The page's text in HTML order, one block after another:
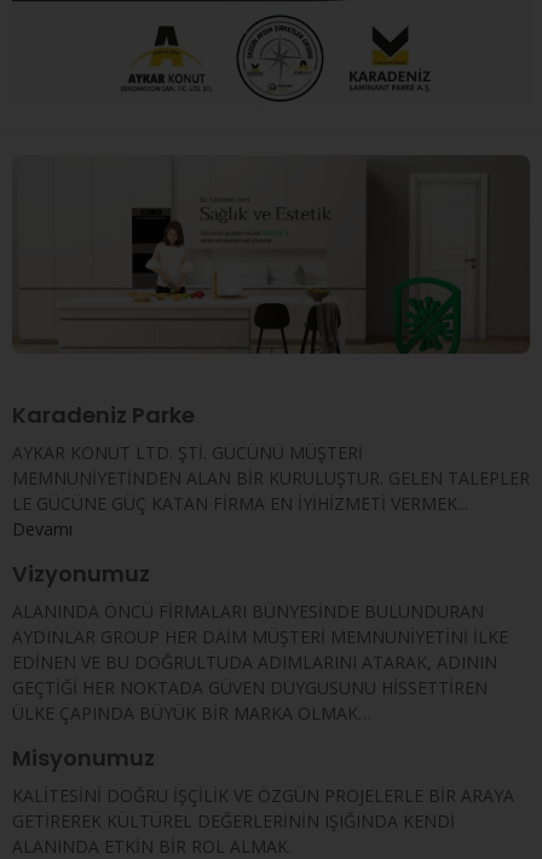
Karadeniz Parke
AYKAR KONUT LTD. ŞTİ. GÜCÜNÜ MÜŞTERİ
MEMNUNİYETİNDEN ALAN BİR KURULUŞTUR. GELEN TALEPLER
LE GÜCÜNE GÜÇ KATAN FİRMA EN İYİHİZMETİ VERMEK...
Devamı
Vizyonumuz
ALANINDA ÖNCÜ FİRMALARI BÜNYESİNDE BULUNDURAN
AYDINLAR GROUP HER DAİM MÜŞTERİ MEMNUNİYETİNİ İLKE
EDİNEN VE BU DOĞRULTUDA ADIMLARINI ATARAK, ADININ
GEÇTİĞİ HER NOKTADA GÜVEN DUYGUSUNU HİSSETTİREN
ÜLKE ÇAPINDA BÜYÜK BİR MARKA OLMAK…
Misyonumuz
KALİTESİNİ DOĞRU İŞÇİLİK VE ÖZGÜN PROJELERLE BİR ARAYA
GETİREREK KÜLTÜREL DEĞERLERİNİN IŞIĞINDA KENDİ
ALANINDA ETKİN BİR ROL ALMAK.